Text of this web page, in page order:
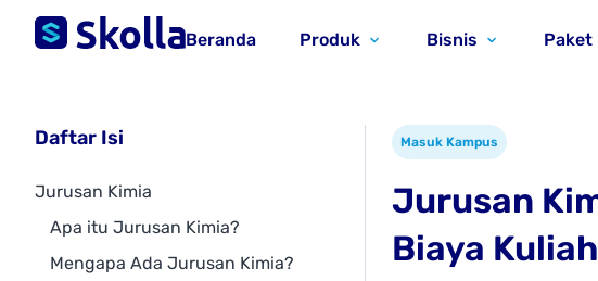
Beranda Produk Bisnis Paket
Daftar Isi
Jurusan Kimia
Apa itu Jurusan Kimia?
Mengapa Ada Jurusan Kimia?
Masuk Kampus
Jurusan
Biaya